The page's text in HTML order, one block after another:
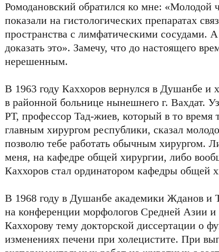
Ромодановский обратился ко мне: «Молодой
показали на гистологических препаратах
пространства с лимфатическими сосудами.
доказать это». Замечу, что до настоящего
нерешенным.
В 1963 году Каххоров вернулся в Душанбе и
в районной больнице нынешнего г. Вахдат.
РТ, профессор Тад-жиев, который в то время
главным хирургом республики, сказал
позволю тебе работать обычным хирургом.
меня, на кафедре общей хирургии, либо
Каххоров стал ординатором кафедры общей
В 1968 году в Душанбе академики Жданов и
на конференции морфологов Средней Азии и
Каххорову тему докторской диссертации о
изменениях печени при холецистите. При